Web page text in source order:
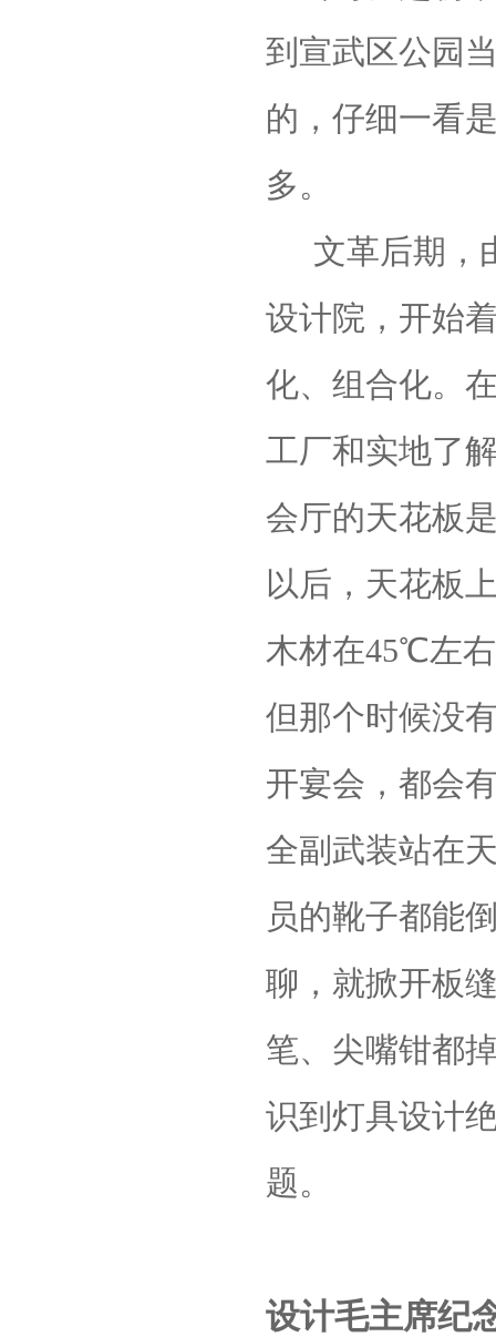
到宣武区公园
的，仔细一看
多。
文革后期，
设计院，开始
化、组合化。
工厂和实地了
会厅的天花板
以后，天花板
木材在45℃左右
但那个时候没
开宴会，都会
全副武装站在
员的靴子都能
聊，就掀开板
笔、尖嘴钳都
识到灯具设计
题。
设计毛主席纪